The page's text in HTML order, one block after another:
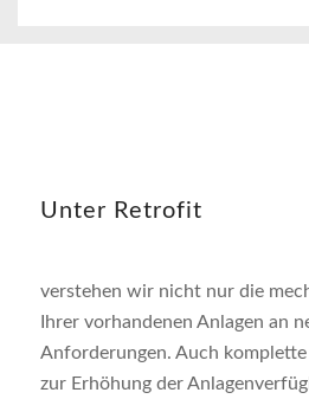
Unter Retrofit
verstehen wir nicht nur die
Ihrer vorhandenen Anlagen an
Anforderungen. Auch
zur Erhöhung der